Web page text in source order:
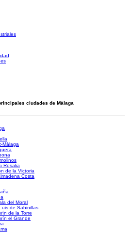
ciudades de Málaga
Málaga
Rosalia
de la Victoria
Costa
del Moral
de Sabinillas
de la Torre
el Grande